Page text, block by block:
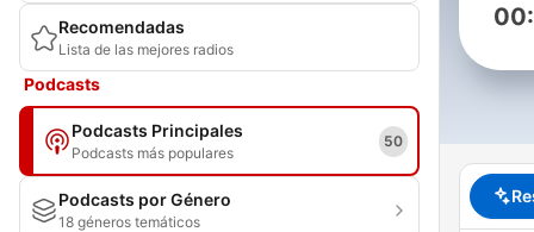
Recomendadas
Lista de las mejores radios
Podcasts
Podcasts Principales
Podcasts más populares
50
Podcasts por Género
18 géneros temáticos